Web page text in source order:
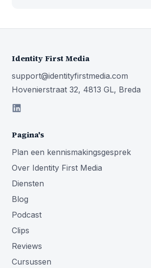
Identity First Media
support@identityfirstmedia.com
Hovenierstraat 32, 4813 GL, Breda
Pagina's
Plan een kennismakingsgesprek
Over Identity First Media
Diensten
Blog
Podcast
Clips
Reviews
Cursussen